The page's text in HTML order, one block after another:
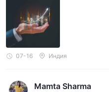
07-16 Индия
Mamta Sharma